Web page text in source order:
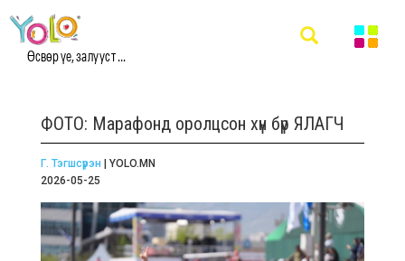
Өсвөр үе, залууст ...
ФОТО: Марафонд оролцсон хүн бүр ЯЛАГЧ
Г. Тэгшсүрэн | YOLO.MN
2026-05-25